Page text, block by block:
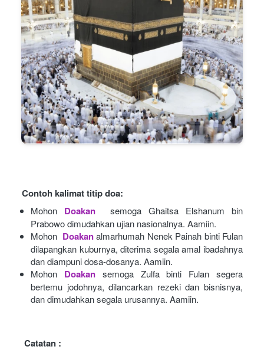
Contoh kalimat titip doa:
Mohon Doakan
semoga Ghaitsa Elshanum bin
Prabowo dimudahkan ujian nasionalnya. Aamiin.
Mohon Doakan almarhumah Nenek Painah binti Fulan
dilapangkan kuburnya, diterima segala amal ibadahnya
dan diampuni dosa-dosanya. Aamiin.
Mohon
Doakan semoga Zulfa binti Fulan segera
bertemu jodohnya, dilancarkan rezeki dan bisnisnya,
dan dimudahkan segala urusannya. Aamiin.
Catatan :